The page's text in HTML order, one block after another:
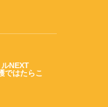
NEXT
ではたらこ